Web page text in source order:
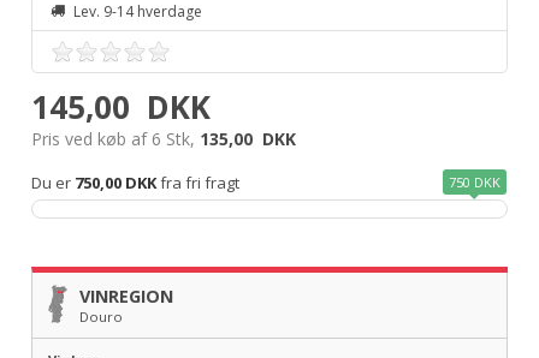
Lev. 9-14 hverdage
145,00 DKK
Pris ved køb af 6 Stk, 135,00 DKK
Du er 750,00 DKKfra fri fragt 750 DKK
VINREGION
Douro